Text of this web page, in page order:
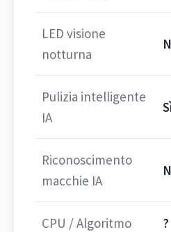
LED visione
notturna
Pulizia intelligente
IA
Riconoscimento
macchie IA
CPU / Algoritmo ?